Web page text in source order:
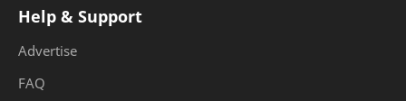
Help & Support
Advertise
FAQ